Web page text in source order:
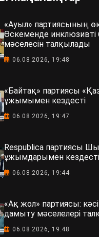
«Ауыл» партиясының
Өскеменде инклюзивті
мәселесін талқылады
06.08.2026, 19:48
«Байтақ» партиясы
ұжымымен кездесті
06.08.2026, 19:47
Respublica партиясы
ұжымдарымен кездесті
06.08.2026, 19:44
«Ақ жол» партиясы:
дамыту мәселелері
06.08.2026, 19:48